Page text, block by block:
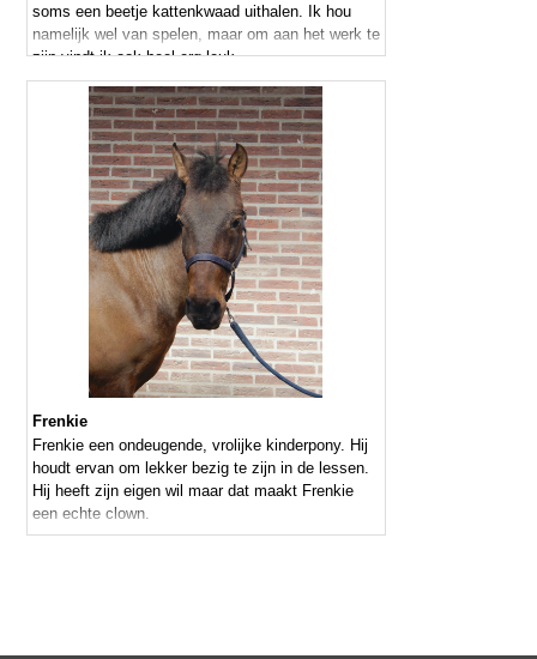
soms een beetje kattenkwaad uithalen. Ik hou
namelijk wel van spelen, maar om aan het werk te
zijn vindt ik ook heel erg leuk.
Frenkie
Frenkie een ondeugende, vrolijke kinderpony. Hij
houdt ervan om lekker bezig te zijn in de lessen.
Hij heeft zijn eigen wil maar dat maakt Frenkie
een echte clown.